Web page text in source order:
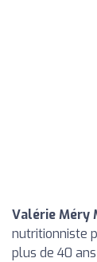
Valérie Méry
nutritionniste
plus de 40